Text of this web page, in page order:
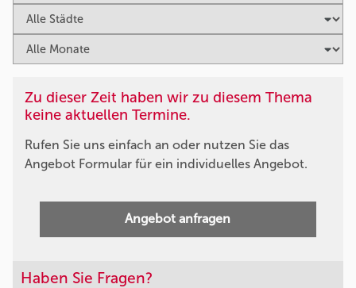
Zu dieser Zeit haben wir zu diesem Thema
keine aktuellen Termine.
Rufen Sie uns einfach an oder nutzen Sie das
Angebot Formular für ein individuelles Angebot.
Angebot anfragen
Haben Sie Fragen?